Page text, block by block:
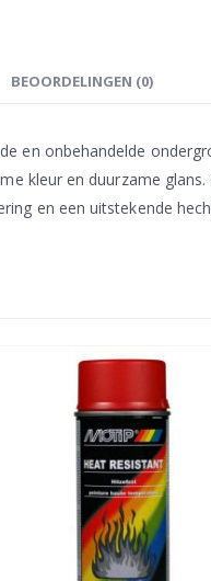
BEOORDELINGEN (0)
en onbehandelde
kleur en duurzame
en een uitstekende